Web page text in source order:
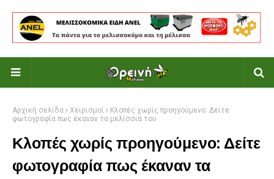
Αρχική σελίδα Χειρισμοί
Κλοπές χωρίς προηγούμενο: Δείτε
φωτογραφία πως έκαναν τα μελίσσια του
Κλοπές χωρίς προηγούμενο: Δείτε
φωτογραφία πως έκαναν τα